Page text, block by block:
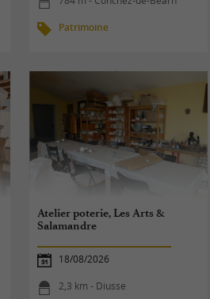
Patrimoine
Atelier poterie, Les Arts &
Salamandre
18/08/2026
2,3 km - Diusse